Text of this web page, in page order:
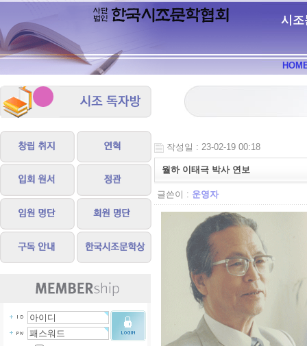
시조
작성일 : 23-02-19 00:18
월하 이태극 박사 연보
글쓴이 : 운영자